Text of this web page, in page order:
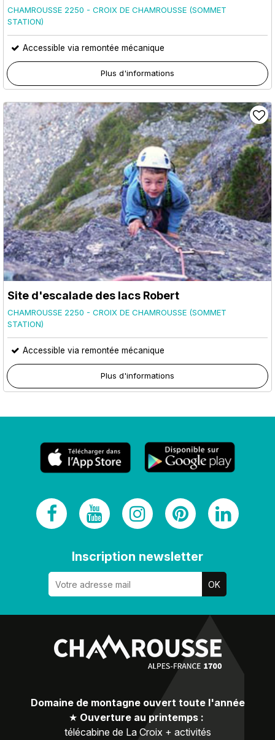
CHAMROUSSE 2250 - CROIX DE CHAMROUSSE (SOMMET
STATION)
Accessible via remontée mécanique
Plus d'informations
Site d'escalade des lacs Robert
CHAMROUSSE 2250 - CROIX DE CHAMROUSSE (SOMMET
STATION)
Accessible via remontée mécanique
Plus d'informations
Inscription newsletter
Domaine de montagne ouvert toute l'année
★ Ouverture au printemps :
télécabine de La Croix + activités